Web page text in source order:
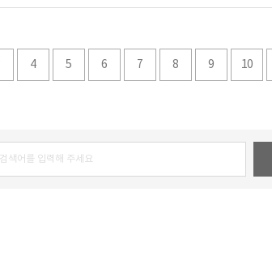
4 5 6 7 8 9 10